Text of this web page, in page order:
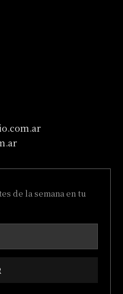
de la semana en tu